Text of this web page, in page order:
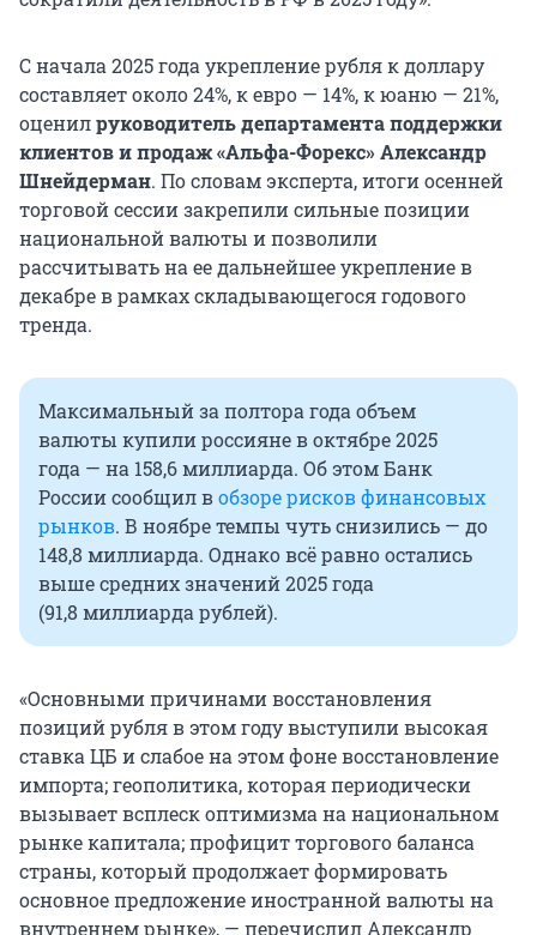
С начала 2025 года укрепление рубля к доллару
составляет около 24%, к евро — 14%, к юаню — 21%,
оценилруководитель департамента поддержки
клиентов и продаж «Альфа-Форекс» Александр
Шнейдерман. По словам эксперта, итоги осенней
торговой сессии закрепили сильные позиции
национальной валюты и позволили
рассчитывать на ее дальнейшее укрепление в
декабре в рамках складывающегося годового
тренда.
Максимальный за полтора года объем
валюты купили россияне в октябре 2025
года — на 158,6 миллиарда. Об этом Банк
России сообщил вобзоре рисков финансовых
рынков. В ноябре темпы чуть снизились — до
148,8 миллиарда. Однако всё равно остались
выше средних значений 2025 года
(91,8 миллиардарублей).
«Основными причинами восстановления
позиций рубля в этом году выступили высокая
ставка ЦБ и слабое на этом фоне восстановление
импорта; геополитика, которая периодически
вызывает всплеск оптимизма на национальном
рынке капитала; профицит торгового баланса
страны, который продолжает формировать
основное предложение иностранной валюты на
внутреннем рынке», — перечислил Александр